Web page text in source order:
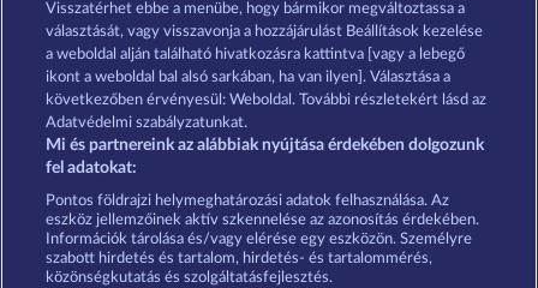
Részvételi feltételek
Adatkezelési tájékoztató Impresszum
A cég GYIK Partnerprogram
Visszatérhet ebbe a menübe, hogy bármikor megváltoztassa a
választását, vagy visszavonja a hozzájárulást Beállítások kezelése
a weboldal alján található hivatkozásra kattintva [vagy a lebegő
ikont a weboldal bal alsó sarkában, ha van ilyen]. Választása a
következőben érvényesül: Weboldal. További részletekért lásd az
Adatvédelmi szabályzatunkat.
Mi és partnereink az alábbiak nyújtása érdekében dolgozunk
fel adatokat:
Pontos földrajzi helymeghatározási adatok felhasználása. Az
eszköz jellemzőinek aktív szkennelése az azonosítás érdekében.
Információk tárolása és/vagy elérése egy eszközön. Személyre
szabott hirdetés és tartalom, hirdetés- és tartalommérés,
közönségkutatás és szolgáltatásfejlesztés.